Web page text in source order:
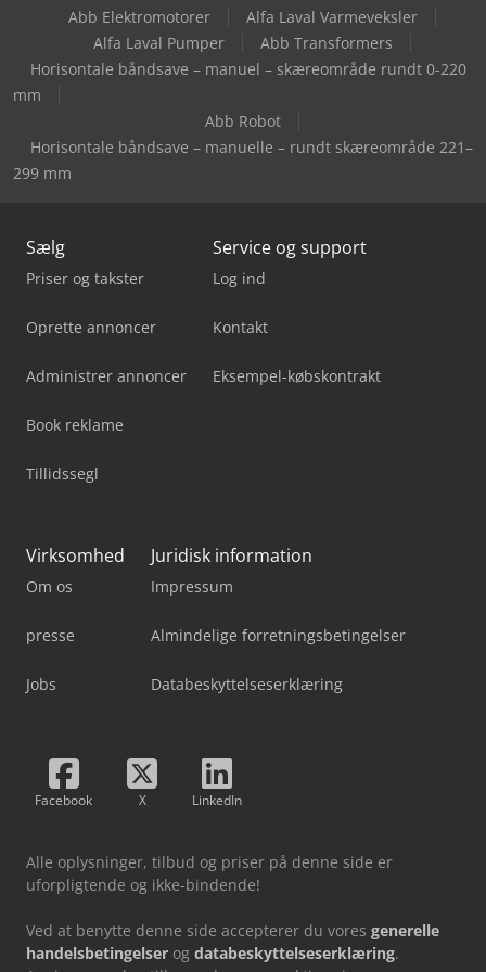
Okuma Mcr-A5Cii
Tornos Multiswiss 6X32
Abb Elektromotorer
Alfa Laval Varmeveksler
Alfa Laval Pumper
Abb Transformers
Horisontale båndsave – manuel – skæreområde rundt 0-220
mm
Abb Robot
Horisontale båndsave – manuelle – rundt skæreområde 221–
299 mm
Sælg
Priser og takster
Oprette annoncer
Administrer annoncer
Book reklame
Tillidssegl
Service og support
Log ind
Kontakt
Eksempel-købskontrakt
Virksomhed
Om os
presse
Jobs
Juridisk information
Impressum
Almindelige forretningsbetingelser
Databeskyttelseserklæring
Facebook X LinkedIn
Alle oplysninger, tilbud og priser på denne side er
uforpligtende og ikke-bindende!
Ved at benytte denne side accepterer du vores generelle
handelsbetingelser og databeskyttelseserklæring.